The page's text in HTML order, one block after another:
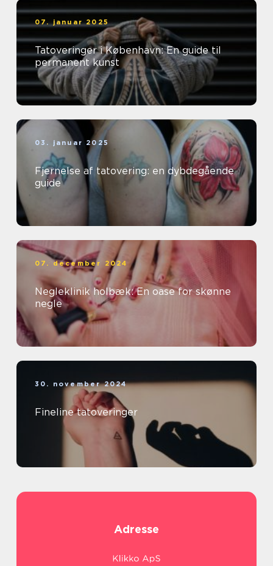
07. januar 2025
Tatoveringer i København: En guide til
permanent kunst
03. januar 2025
Fjernelse af tatovering: en dybdegående
guide
07. december 2024
Negleklinik holbæk: En oase for skønne
negle
30. november 2024
Fineline tatoveringer
Adresse